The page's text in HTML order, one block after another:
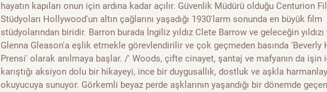
hayatın kapıları onun için ardına kadar açılır. Güvenlik Müdürü olduğu Centurion
Stüdyoları Hollywood'un altın çağlarını yaşadığı 1930'larm sonunda en büyük film
stüdyolarından biridir. Barron burada İngiliz yıldız Clete Barrow ve geleceğin
Glenna Gleason'a eşlik etmekle görevlendirilir ve çok geçmeden basında 'Beverly
Prensi' olarak anılmaya başlar. /' Woods, çifte cinayet, şantaj ve mafyanın da işin
karıştığı aksiyon dolu bir hikayeyi, ince bir duygusallık, dostluk ve aşkla
okuyucuya sunuyor. Görkemli beyaz perde aşklarının yaşandığı bir dönemde